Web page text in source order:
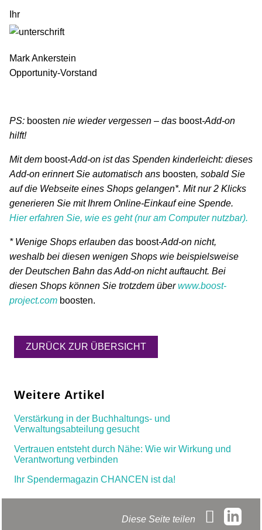
Ihr
Mark Ankerstein
Opportunity-Vorstand
PS: boosten nie wieder vergessen – das boost-Add-on
hilft!
Mit dem boost-Add-on ist das Spenden kinderleicht: dieses
Add-on erinnert Sie automatisch ans boosten, sobald Sie
auf die Webseite eines Shops gelangen*. Mit nur 2 Klicks
generieren Sie mit Ihrem Online-Einkauf eine Spende.
Hier erfahren Sie, wie es geht (nur am Computer nutzbar).
* Wenige Shops erlauben das boost-Add-on nicht,
weshalb bei diesen wenigen Shops wie beispielsweise
der Deutschen Bahn das Add-on nicht auftaucht. Bei
diesen Shops können Sie trotzdem überwww.boost-
project.com boosten.
ZURÜCK ZUR ÜBERSICHT
Weitere Artikel
Verstärkung in der Buchhaltungs- und
Verwaltungsabteilung gesucht
Vertrauen entsteht durch Nähe: Wie wir Wirkung und
Verantwortung verbinden
Ihr Spendermagazin CHANCEN ist da!
Diese Seite teilen